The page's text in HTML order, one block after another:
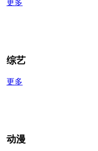
更多
综艺
更多
动漫